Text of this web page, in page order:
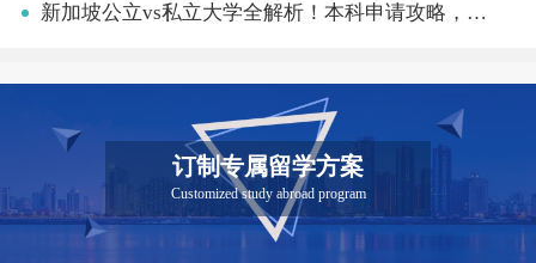
新加坡公立vs私立大学全解析！本科申请攻略，避坑不绕路
订制专属留学方案
Customized study abroad program